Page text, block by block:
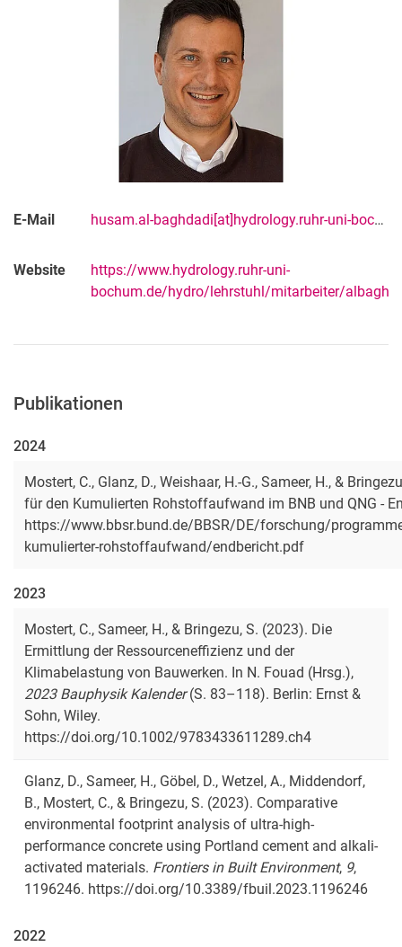
E-Mail husam.al-baghdadi[at]hydrology.ruhr-uni-bochum[dot]de
Website
https://www.hydrology.ruhr-uni-
bochum.de/hydro/lehrstuhl/mitarbeiter/
Publikationen
2024
Mostert, C., Glanz, D., Weishaar, H.-G., Sameer, H., &
für den Kumulierten Rohstoffaufwand im BNB und QNG -
https://www.bbsr.bund.de/BBSR/DE/forschung/
kumulierter-rohstoffaufwand/endbericht.pdf
2023
Mostert, C., Sameer, H., & Bringezu, S. (2023). Die
Ermittlung der Ressourceneffizienz und der
Klimabelastung von Bauwerken. In N. Fouad (Hrsg.),
2023 Bauphysik Kalender(S. 83–118). Berlin: Ernst &
Sohn, Wiley.
https://doi.org/10.1002/9783433611289.ch4
Glanz, D., Sameer, H., Göbel, D., Wetzel, A., Middendorf,
B., Mostert, C., & Bringezu, S. (2023). Comparative
environmental footprint analysis of ultra-high-
performance concrete using Portland cement and alkali-
activated materials. Frontiers in Built Environment, 9,
1196246. https://doi.org/10.3389/fbuil.2023.1196246
2022